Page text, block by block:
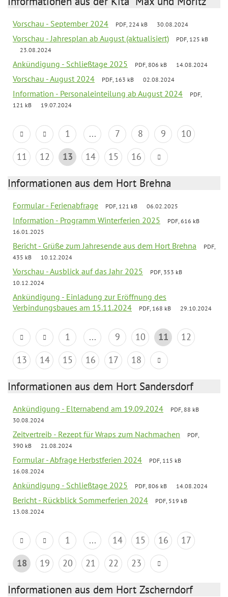
Vorschau - September 2024 PDF, 224 kB 30.08.2024
Vorschau - Jahresplan ab August (aktualisiert)
PDF, 125 kB
23.08.2024
Ankündigung - Schließtage 2025 PDF, 806 kB 14.08.2024
Vorschau - August 2024 PDF, 163 kB 02.08.2024
Information - Personaleinteilung ab August 2024
PDF,
121 kB
19.07.2024
1 ... 7 8 9
10
11
12 13 14 15 16
Informationen aus dem Hort Brehna
Formular - Ferienabfrage PDF, 121 kB 06.02.2025
Information - Programm Winterferien 2025
PDF, 616 kB
16.01.2025
Bericht - Grüße zum Jahresende aus dem Hort Brehna
PDF,
435 kB
10.12.2024
Vorschau - Ausblick auf das Jahr 2025
PDF, 353 kB
10.12.2024
Ankündigung - Einladung zur Eröffnung des
Verbindungsbaues am 15.11.2024
PDF, 168 kB 29.10.2024
1 ... 9 10 11
12
13
14 15 16 17 18
Informationen aus dem Hort Sandersdorf
Ankündigung - Elternabend am 19.09.2024
PDF, 88 kB
30.08.2024
Zeitvertreib - Rezept für Wraps zum Nachmachen
PDF,
390 kB
21.08.2024
Formular - Abfrage Herbstferien 2024
PDF, 115 kB
16.08.2024
Ankündigung - Schließtage 2025 PDF, 806 kB 14.08.2024
Bericht - Rückblick Sommerferien 2024
PDF, 519 kB
13.08.2024
1 ... 14 15 16
17
18
19 20 21 22 23
Informationen aus dem Hort Zscherndorf